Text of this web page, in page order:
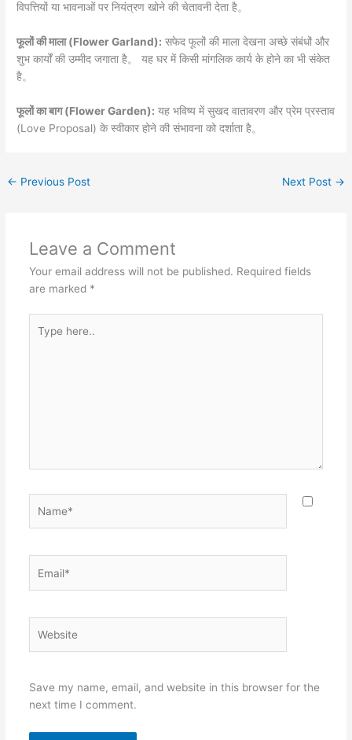
विपत्तियों या भावनाओं पर नियंत्रण खोने की चेतावनी देता है。
फूलों की माला (Flower Garland): सफेद फूलों की माला देखना अच्छे संबंधों और
शुभ कार्यों की उम्मीद जगाता है。 यह घर में किसी मांगलिक कार्य के होने का भी संकेत
है。
फूलों का बाग (Flower Garden): यह भविष्य में सुखद वातावरण और प्रेम प्रस्ताव
(Love Proposal) के स्वीकार होने की संभावना को दर्शाता है。
← Previous Post Next Post →
Leave a Comment
Your email address will not be published. Required fields
are marked *
here..
Save my name, email, and website in this browser for the
next time I comment.